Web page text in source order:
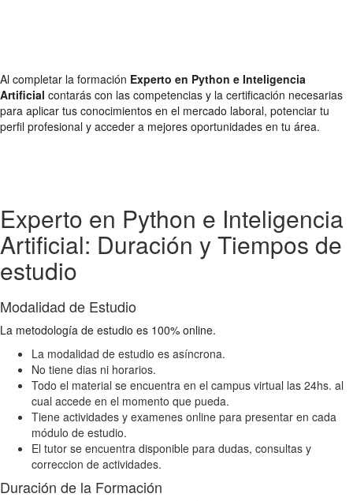
Al completar la formación Experto en Python e Inteligencia
Artificial contarás con las competencias y la certificación necesarias
para aplicar tus conocimientos en el mercado laboral, potenciar tu
perfil profesional y acceder a mejores oportunidades en tu área.
Experto en Python e Inteligencia
Artificial: Duración y Tiempos de
estudio
Modalidad de Estudio
La metodología de estudio es 100% online.
La modalidad de estudio es asíncrona.
No tiene dias ni horarios.
Todo el material se encuentra en el campus virtual las 24hs. al
cual accede en el momento que pueda.
Tiene actividades y examenes online para presentar en cada
módulo de estudio.
El tutor se encuentra disponible para dudas, consultas y
correccion de actividades.
Duración de la Formación